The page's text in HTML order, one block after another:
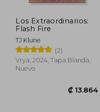
Los Extraordinarios:
Flash Fire
TJ Klune
(2)
Vrya, 2024, Tapa Blanda,
Nuevo